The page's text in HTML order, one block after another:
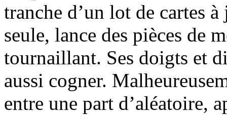
tranche d’un lot de cartes
seule, lance des pièces de
tournaillant. Ses doigts et
aussi cogner.
entre une part d’aléatoire,